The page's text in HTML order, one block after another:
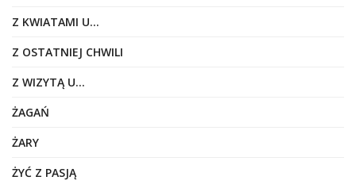
Z KWIATAMI U…
Z OSTATNIEJ CHWILI
Z WIZYTĄ U…
ŻAGAŃ
ŻARY
ŻYĆ Z PASJĄ